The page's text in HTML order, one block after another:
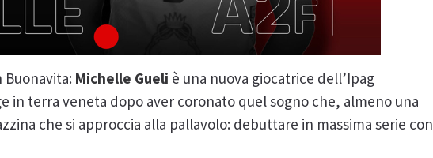
Buonavita: Michelle Gueli è una nuova giocatrice dell’Ipag
in terra veneta dopo aver coronato quel sogno che, almeno una
che si approccia alla pallavolo: debuttare in massima serie con